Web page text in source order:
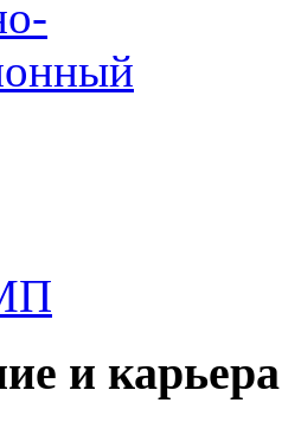
и карьера